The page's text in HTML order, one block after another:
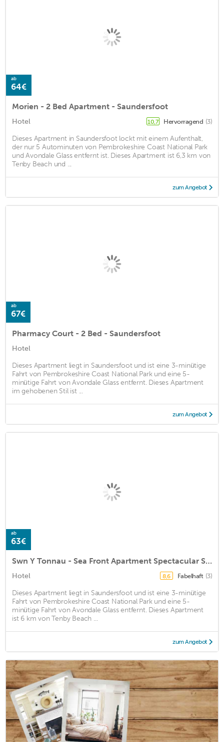
ab
64€
Morien - 2 Bed Apartment - Saundersfoot
Hotel 10,7 Hervorragend (3)
Dieses Apartment in Saundersfoot lockt mit einem Aufenthalt,
der nur 5 Autominuten von Pembrokeshire Coast National Park
und Avondale Glass entfernt ist. Dieses Apartment ist 6,3 km von
Tenby Beach und ...
zum Angebot
ab
67€
Pharmacy Court - 2 Bed - Saundersfoot
Hotel
Dieses Apartment liegt in Saundersfoot und ist eine 3-minütige
Fahrt von Pembrokeshire Coast National Park und eine 5-
minütige Fahrt von Avondale Glass entfernt. Dieses Apartment
im gehobenen Stil ist ...
zum Angebot
ab
63€
Swn Y Tonnau - Sea Front Apartment Spectacular Sea Views Parking Direct Beach Access
Hotel 8,6 Fabelhaft (3)
Dieses Apartment liegt in Saundersfoot und ist eine 3-minütige
Fahrt von Pembrokeshire Coast National Park und eine 5-
minütige Fahrt von Avondale Glass entfernt. Dieses Apartment
ist 6 km von Tenby Beach ...
zum Angebot